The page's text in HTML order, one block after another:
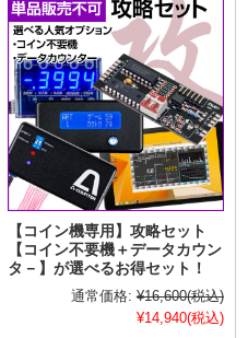
【コイン機専用】攻略セット
【コイン不要機＋データカウン
タ－】が選べるお得セット！
通常価格: ¥16,600(税込)
¥14,940(税込)